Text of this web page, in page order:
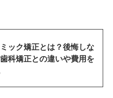
ック矯正とは？後悔しな
科矯正との違いや費用を